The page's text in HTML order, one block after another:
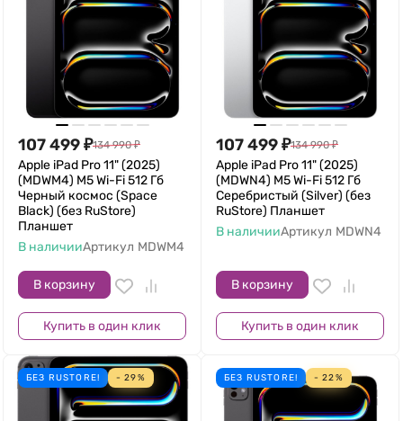
107 499₽134 990 ₽
Apple iPad Pro 11" (2025)
(MDWM4) M5 Wi-Fi 512 Гб
Черный космос (Space
Black) (без RuStore)
Планшет
В наличииАртикул MDWM4
В корзину
Купить в один клик
107 499₽134 990 ₽
Apple iPad Pro 11" (2025)
(MDWN4) M5 Wi-Fi 512 Гб
Серебристый (Silver) (без
RuStore) Планшет
В наличииАртикул MDWN4
В корзину
Купить в один клик
БЕЗ RUSTORE! - 29% БЕЗ RUSTORE! - 22%